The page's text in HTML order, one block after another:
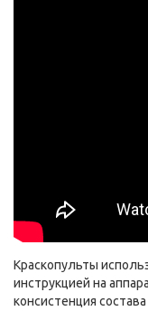
Краскопульты
инструкцией на
консистенция